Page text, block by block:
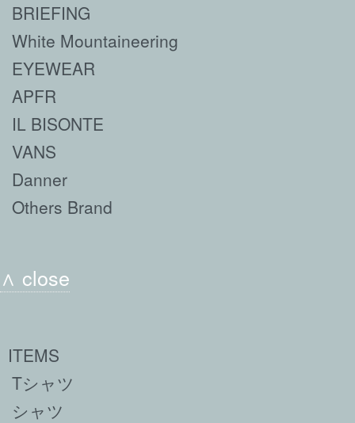
BRIEFING
White Mountaineering
EYEWEAR
APFR
IL BISONTE
VANS
Danner
Others Brand
∧ close
ITEMS
Tシャツ
シャツ